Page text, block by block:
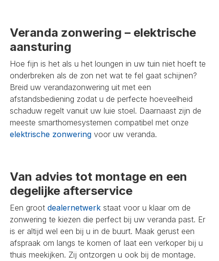
Veranda zonwering – elektrische
aansturing
Hoe fijn is het als u het loungen in uw tuin niet hoeft te
onderbreken als de zon net wat te fel gaat schijnen?
Breid uw verandazonwering uit met een
afstandsbediening zodat u de perfecte hoeveelheid
schaduw regelt vanuit uw luie stoel. Daarnaast zijn de
meeste smarthomesystemen compatibel met onze
elektrische zonwering voor uw veranda.
Van advies tot montage en een
degelijke afterservice
Een groot dealernetwerk staat voor u klaar om de
zonwering te kiezen die perfect bij uw veranda past. Er
is er altijd wel een bij u in de buurt. Maak gerust een
afspraak om langs te komen of laat een verkoper bij u
thuis meekijken. Zij ontzorgen u ook bij de montage.